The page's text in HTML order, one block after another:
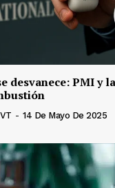
desvanece: PMI y
- 14 De Mayo De 2025